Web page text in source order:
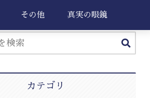
その他 真実の眼鏡
カテゴリ